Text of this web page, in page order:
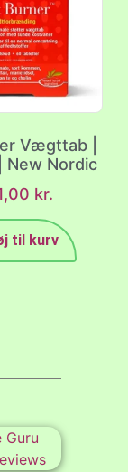
Vægttab |
New Nordic
kr.
til kurv